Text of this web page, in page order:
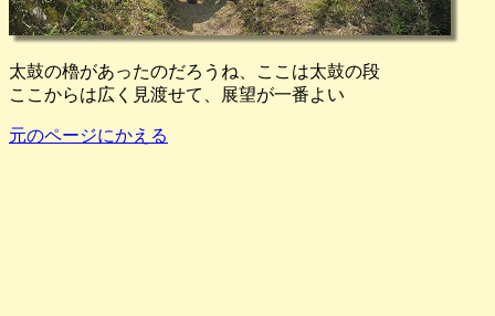
太鼓の櫓があったのだろうね、ここは太鼓の段
ここからは広く見渡せて、展望が一番よい
元のページにかえる